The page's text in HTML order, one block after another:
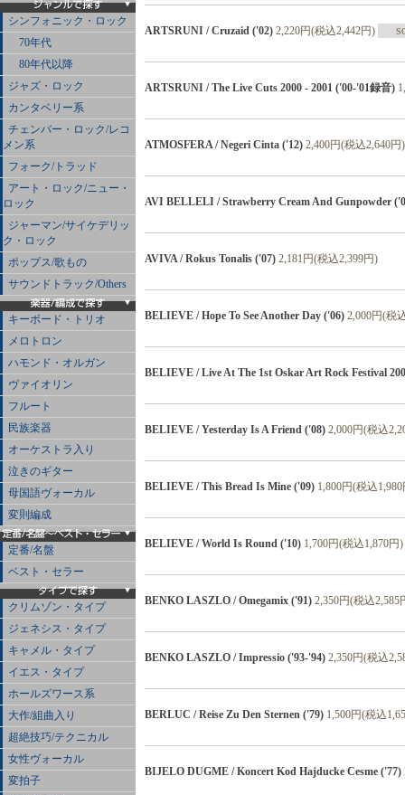
シンフォニック・ロック
70年代
80年代以降
ジャズ・ロック
カンタベリー系
チェンバー・ロック/レコ
メン系
フォーク/トラッド
アート・ロック/ニュー・
ロック
ジャーマン/サイケデリッ
ク・ロック
ポップス/歌もの
サウンドトラック/Others
キーボード・トリオ
メロトロン
ハモンド・オルガン
ヴァイオリン
フルート
民族楽器
オーケストラ入り
泣きのギター
母国語ヴォーカル
変則編成
定番/名盤
ベスト・セラー
クリムゾン・タイプ
ジェネシス・タイプ
キャメル・タイプ
イエス・タイプ
ホールズワース系
大作/組曲入り
超絶技巧/テクニカル
女性ヴォーカル
変拍子
ARTSRUNI / Cruzaid ('02) 2,220円(税込2,442円)
ARTSRUNI / The Live Cuts 2000 - 2001 ('00-'01録音)
ATMOSFERA / Negeri Cinta ('12) 2,400円(税込2,640円)
AVI BELLELI / Strawberry Cream And Gunpowder
AVIVA / Rokus Tonalis ('07) 2,181円(税込2,399円)
BELIEVE / Hope To See Another Day ('06) 2,000円(税
BELIEVE / Live At The 1st Oskar Art Rock Festival
BELIEVE / Yesterday Is A Friend ('08) 2,000円(税込
BELIEVE / This Bread Is Mine ('09) 1,800円(税込
BELIEVE / World Is Round ('10) 1,700円(税込1,870円)
BENKO LASZLO / Omegamix ('91) 2,350円(税込2,585
BENKO LASZLO / Impressio ('93-'94) 2,350円(税込
BERLUC / Reise Zu Den Sternen ('79) 1,500円(税込
BIJELO DUGME / Koncert Kod Hajducke Cesme ('77)